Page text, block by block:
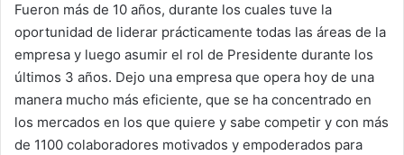
Fueron más de 10 años, durante los cuales tuve la
oportunidad de liderar prácticamente todas las áreas de la
empresa y luego asumir el rol de Presidente durante los
últimos 3 años. Dejo una empresa que opera hoy de una
manera mucho más eficiente, que se ha concentrado en
los mercados en los que quiere y sabe competir y con más
de 1100 colaboradores motivados y empoderados para